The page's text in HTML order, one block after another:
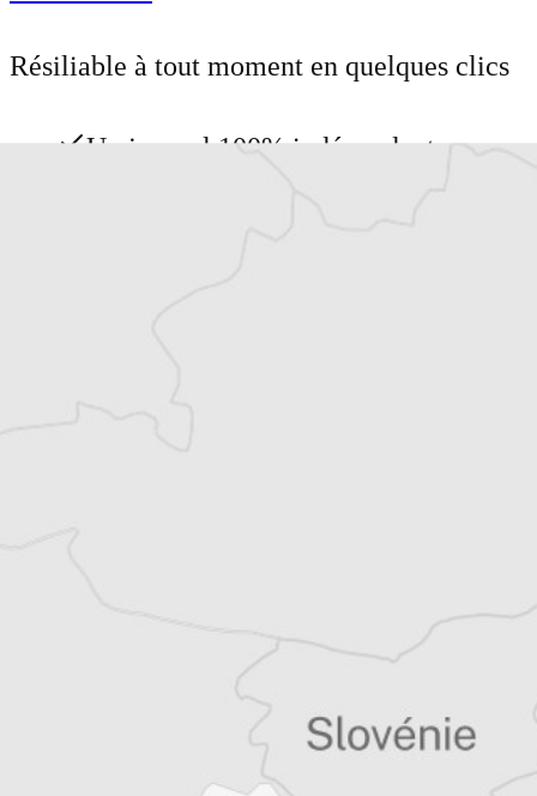
Résiliable à tout moment en quelques clics
Un journal 100% indépendant